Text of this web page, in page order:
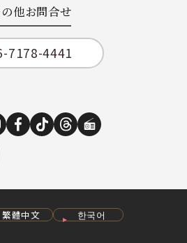
他お問合せ
7178-4441
繁體中文 한국어